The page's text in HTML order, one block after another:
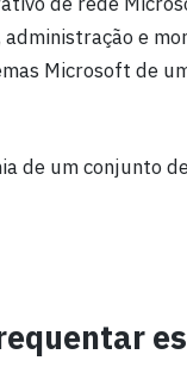
administração e
Microsoft de
de um conjunto